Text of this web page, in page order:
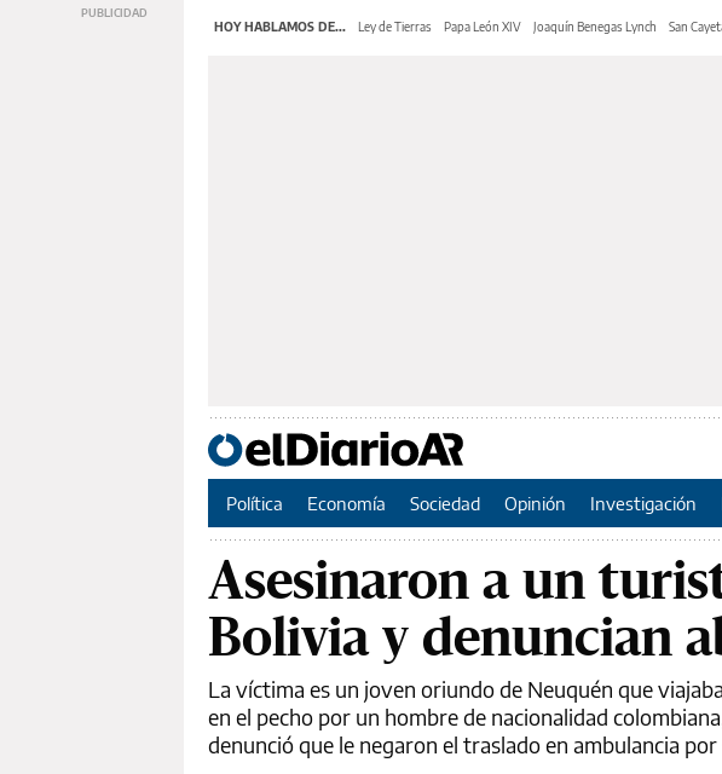
HOY HABLAMOS DE... Ley de Tierras Papa León XIV Joaquín Benegas Lynch San
Política Economía Sociedad Opinión Investigación
Asesinaron a un
Bolivia y denuncian
La víctima es un joven oriundo de Neuquén que
en el pecho por un hombre de nacionalidad
denunció que le negaron el traslado en ambulancia